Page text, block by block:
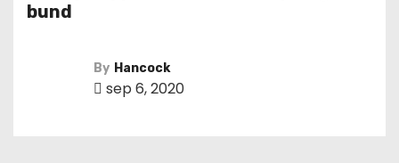
bund
By Hancock
sep 6, 2020